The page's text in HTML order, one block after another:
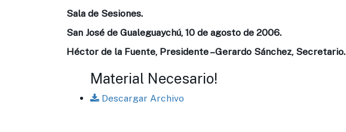
Sala de Sesiones.
San José de Gualeguaychú, 10 de agosto de 2006.
Héctor de la Fuente, Presidente –Gerardo Sánchez, Secretario.
Material Necesario!
Descargar Archivo